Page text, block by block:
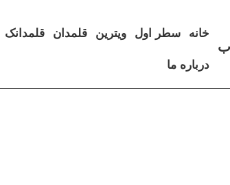
خانه سطر اول ویترین قلمدان قلمدانک
درباره ما